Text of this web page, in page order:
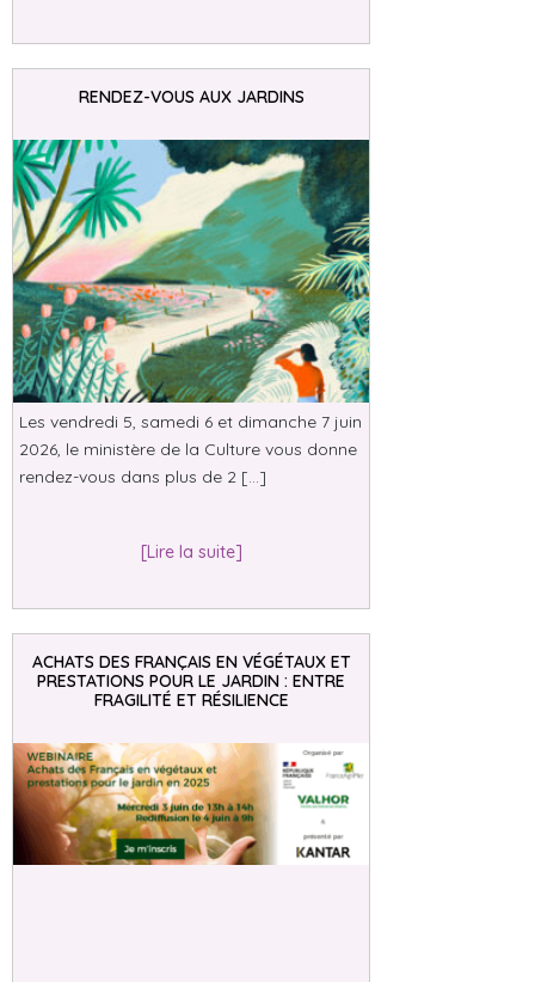
RENDEZ-VOUS AUX JARDINS
Les vendredi 5, samedi 6 et dimanche 7 juin
2026, le ministère de la Culture vous donne
rendez-vous dans plus de 2 […]
[Lire la suite]
ACHATS DES FRANÇAIS EN VÉGÉTAUX ET
PRESTATIONS POUR LE JARDIN : ENTRE
FRAGILITÉ ET RÉSILIENCE